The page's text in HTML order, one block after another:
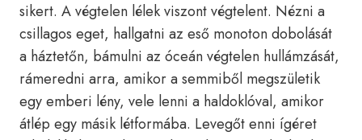
sikert. A végtelen lélek viszont végtelent. Nézni a
csillagos eget, hallgatni az eső monoton dobolását
a háztetőn, bámulni az óceán végtelen hullámzását,
rámeredni arra, amikor a semmiből megszületik
egy emberi lény, vele lenni a haldoklóval, amikor
átlép egy másik létformába. Levegőt enni ígéret